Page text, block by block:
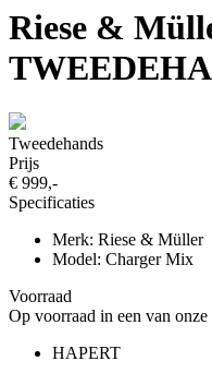
Riese &
Tweedehands
Prijs
€ 999,-
Specificaties
Merk: Riese & Müller
Model: Charger Mix
Voorraad
Op voorraad in een van
HAPERT